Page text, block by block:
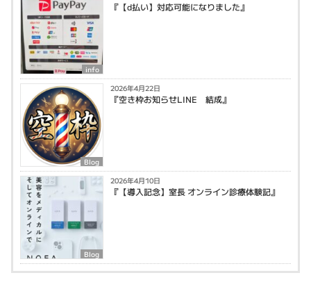
info
『【d払い】対応可能になりました』
Blog
2026年4月22日
『空き枠お知らせLINE 結成』
Blog
2026年4月10日
『【導入記念】室長 オンライン診療体験記』